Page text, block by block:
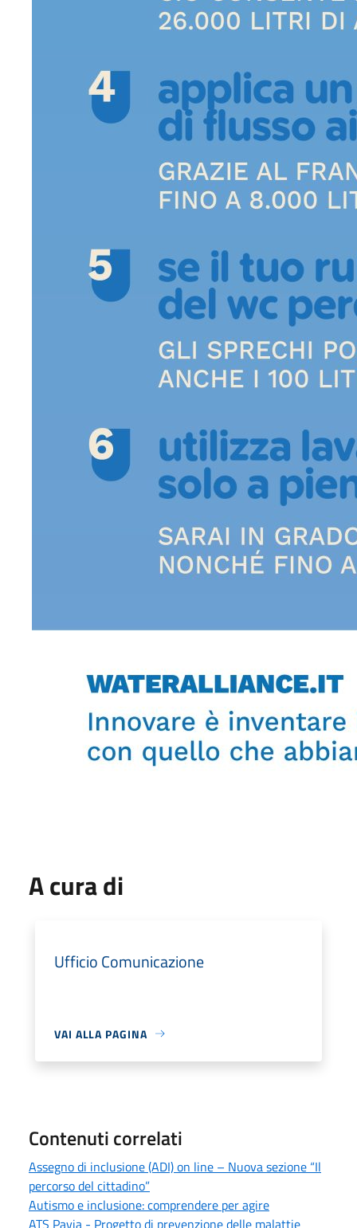
A cura di
Ufficio Comunicazione
VAI ALLA PAGINA
Contenuti correlati
Assegno di inclusione (ADI) on line – Nuova sezione “Il
percorso del cittadino”
Autismo e inclusione: comprendere per agire
ATS Pavia - Progetto di prevenzione delle malattie